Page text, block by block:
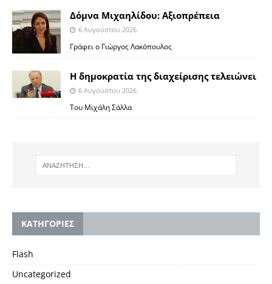
Δόμνα Μιχαηλίδου: Αξιοπρέπεια
6 Αυγούστου 2026
Γράφει ο Γιώργος Λακόπουλος
Η δημοκρατία της διαχείρισης τελειώνει
6 Αυγούστου 2026
Του Μιχάλη Σάλλα
KΑΤΗΓΟΡΙΕΣ
Flash
Uncategorized